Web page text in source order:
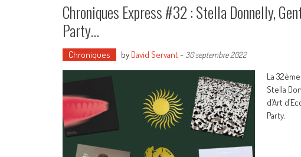
Chroniques Express #32 : Stella Donnelly,
Party…
Chroniques by David Servant- 30 septembre 2022
La
Stella
d’Art
Party.